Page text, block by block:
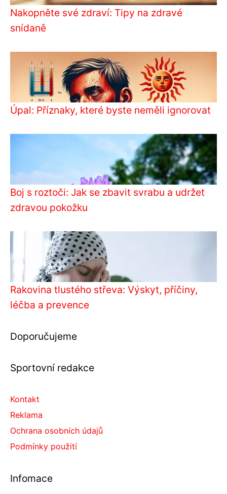
Nakopněte své zdraví: Tipy na zdravé
snídaně
Úpal: Příznaky, které byste neměli ignorovat
Boj s roztoči: Jak se zbavit svrabu a udržet
zdravou pokožku
Rakovina tlustého střeva: Výskyt, příčiny,
léčba a prevence
Doporučujeme
Sportovní redakce
Kontakt
Reklama
Ochrana osobních údajů
Podmínky použití
Infomace